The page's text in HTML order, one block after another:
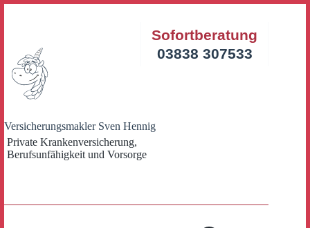
Versicherungsmakler Sven Hennig
Private Krankenversicherung,
Berufsunfähigkeit und Vorsorge
Sofortberatung
03838 307533